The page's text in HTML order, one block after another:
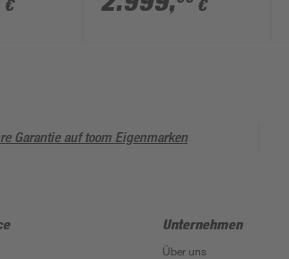
€ €
Garantie auf toom Eigenmarken
Unternehmen
Über uns